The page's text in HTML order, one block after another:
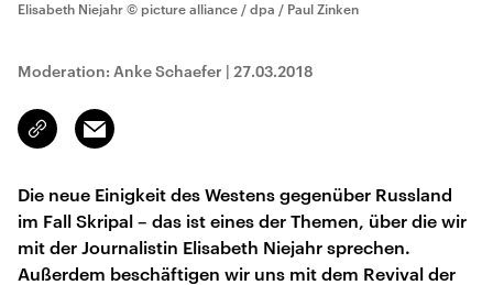
Elisabeth Niejahr © picture alliance / dpa / Paul Zinken
Moderation: Anke Schaefer | 27.03.2018
Link
kopieren/teilen
Email
Die neue Einigkeit des Westens gegenüber Russland
im Fall Skripal – das ist eines der Themen, über die wir
mit der Journalistin Elisabeth Niejahr sprechen.
Außerdem beschäftigen wir uns mit dem Revival der